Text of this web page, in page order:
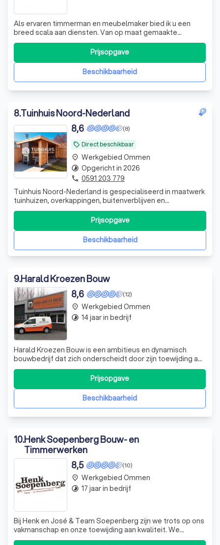
Als ervaren timmerman en meubelmaker bied ik u een
breed scala aan diensten. Van op maat gemaakte
meubels tot diverse timmer- en
montagewerkzaamheden, ik ben uw betrouwbare partner.
Ik luister aandachtig naar uw wensen, geef deskundig
advies en denk proactief met u mee om de beste
Beschikbaarheid
Prijsopgave
8.Tuinhuis Noord-Nederland
local_offer Direct beschikbaar
(8)
8,6
Tuinhuis Noord-Nederland is gespecialiseerd in maatwerk
tuinhuizen, overkappingen, buitenverblijven en
schuttingen. Wij helpen klanten bij zowel praktische
bouwpakketten voor de doe-het-zelver als complete
maatwerkprojecten inclusief levering en montage. Of het
nu gaat om een eenvoudige overkapping
Beschikbaarheid
Prijsopgave
place Werkgebied Ommen
timelapse Opgericht in 2026
phone 0591 203 779
9.Harald Kroezen Bouw
(12)
8,6
Harald Kroezen Bouw is een ambitieus en dynamisch
bouwbedrijf dat zich onderscheidt door zijn toewijding aan
kwaliteit, betrouwbaarheid en flexibiliteit. Onze focus ligt
op het leveren van hoogwaardige bouwprojecten die
voldoen aan de specifieke wensen en behoeften van
onze klanten. We streven ernaa
Beschikbaarheid
Prijsopgave
place Werkgebied Ommen
timelapse 14 jaar in bedrijf
10.Henk Soepenberg Bouw- en
Timmerwerken
(10)
8,5
Bij Henk en José & Team Soepenberg zijn we trots op ons
vakmanschap en onze toewijding aan kwaliteit. We
hebben een passie voor het creëren van unieke, op maat
place Werkgebied Ommen
timelapse 17 jaar in bedrijf